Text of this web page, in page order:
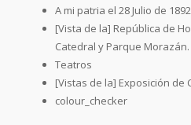
A mi patria el 28 Julio de
[Vista de la] República de
Catedral y Parque Morazán.
Teatros
[Vistas de la] Exposición de
colour_checker